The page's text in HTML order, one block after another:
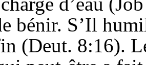
bénir. S’Il
(Deut. 8:16).